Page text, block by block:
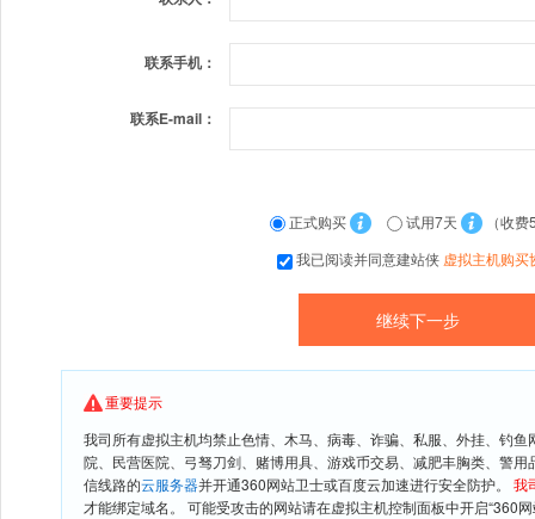
联系手机：
联系E-mail：
正式购买 试用7天
（收费
我已阅读并同意建站侠 虚拟主机购买
重要提示
我司所有虚拟主机均禁止色情、木马、病毒、诈骗、私服、外挂、钓
院、民营医院、弓驽刀剑、赌博用具、游戏币交易、减肥丰胸类、警
信线路的云服务器并开通360网站卫士或百度云加速进行安全防护。 我
才能绑定域名。 可能受攻击的网站请在虚拟主机控制面板中开启“360